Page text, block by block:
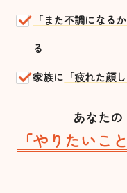
「また不調になるか
る
家族に 「疲れた顔
あなたの
「やりたいこと